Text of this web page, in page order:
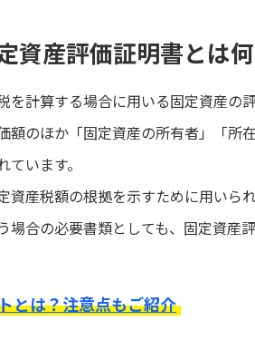
資産評価証明書とは
計算する場合に用いる固定資産の
のほか「固定資産の所有者」「所
います。
産税額の根拠を示すために用いら
合の必要書類としても、固定資産
とは？注意点もご紹介